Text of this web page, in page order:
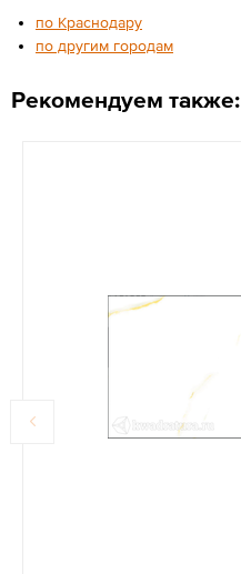
по Краснодару
по другим городам
Рекомендуем также: